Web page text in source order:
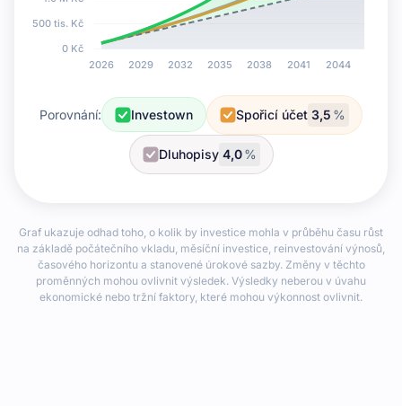
Porovnání: Investown Spořicí účet %
Dluhopisy %
Graf ukazuje odhad toho, o kolik by investice mohla v průběhu času růst
na základě počátečního vkladu, měsíční investice, reinvestování výnosů,
časového horizontu a stanovené úrokové sazby. Změny v těchto
proměnných mohou ovlivnit výsledek. Výsledky neberou v úvahu
ekonomické nebo tržní faktory, které mohou výkonnost ovlivnit.